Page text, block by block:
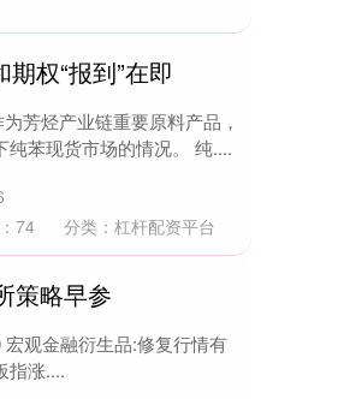
权“报到”在即
芳烃产业链重要原料产品，
苯现货市场的情况。 纯....
74 分类： 杠杆配资平台
策略早参
观金融衍生品:修复行情有
指涨....